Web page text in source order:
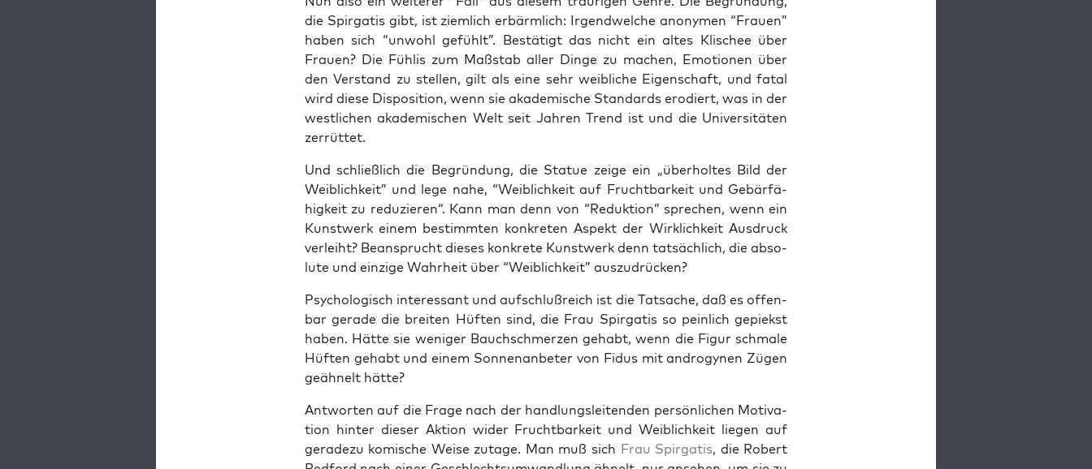
die Spir­ga­tis gibt, ist ziem­lich erbärm­lich: Irgend­wel­che anony­men “Frau­en”
haben sich “unwohl gefühlt”. Bestä­tigt das nicht ein altes Kli­schee über
Frau­en? Die Füh­lis zum Maß­stab aller Din­ge zu machen, Emo­tio­nen über
den Ver­stand zu stel­len, gilt als eine sehr weib­li­che Eigen­schaft, und fatal
wird die­se Dis­po­si­ti­on, wenn sie aka­de­mi­sche Stan­dards ero­diert, was in der
west­li­chen aka­de­mi­schen Welt seit Jah­ren Trend ist und die Uni­ver­si­tä­ten
zerrüttet.
Und schließ­lich die Begrün­dung, die Sta­tue zei­ge ein „über­hol­tes Bild der
Weib­lich­keit” und lege nahe, “Weib­lich­keit auf Frucht­bar­keit und Gebär­fä­
hig­keit zu redu­zie­ren“. Kann man denn von “Reduk­ti­on” spre­chen, wenn ein
Kunst­werk einem bestimm­ten kon­kre­ten Aspekt der Wirk­lich­keit Aus­druck
ver­leiht? Bean­sprucht die­ses kon­kre­te Kunst­werk denn tat­säch­lich, die abso­
lu­te und ein­zi­ge Wahr­heit über “Weib­lich­keit” auszudrücken?
Psy­cho­lo­gisch inter­es­sant und auf­schluß­reich ist die Tat­sa­che, daß es offen­
bar gera­de die brei­ten Hüf­ten sind, die Frau Spir­ga­tis so pein­lich gepiekst
haben. Hät­te sie weni­ger Bauch­schmer­zen gehabt, wenn die Figur schma­le
Hüf­ten gehabt und einem Son­nen­an­be­ter von Fidus mit andro­gy­nen Zügen
geäh­nelt hätte?
Ant­wor­ten auf die Fra­ge nach der hand­lungs­lei­ten­den per­sön­li­chen Moti­va­
ti­on hin­ter die­ser Akti­on wider Frucht­bar­keit und Weib­lich­keit lie­gen auf
gera­de­zu komi­sche Wei­se zuta­ge. Man muß sich Frau Spir­ga­tis, die Robert